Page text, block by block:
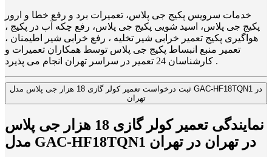
خدمات سرویس پکیج جی پلاس، تعمیرات برد و رفع خطا و ارور
پکیج جی پلاس، اسید شویی پکیج جی پلاس، رفع چکه آب در پکیج ،
هواگیری پکیج تعمیر خرابی شیر تخلیه ، رفع خرابی شیر اطیمنان ،
تعمیر منبع انبساط پکیج جی پلاس توسط همکاران تعمیرات و
کارشناسان 24 تعمیر در سراسر تهران انجام می پذیرد .
ثبت درخواست تعمیر کولر گازی 18 هزار جی پلاس مدل GAC-HF18TQN1 در
تهران
نمایندگی تعمیر کولر گازی 18 هزار جی پلاس
مدل GAC-HF18TQN1 در تهران در تهران